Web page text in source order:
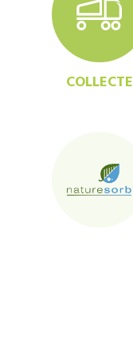
COLLECTE